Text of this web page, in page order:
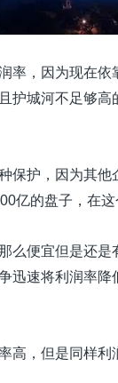
率，因为现在
护城河不足够
保护，因为其
亿的盘子，在这
么便宜但是还
迅速将利润率
，但是同样利